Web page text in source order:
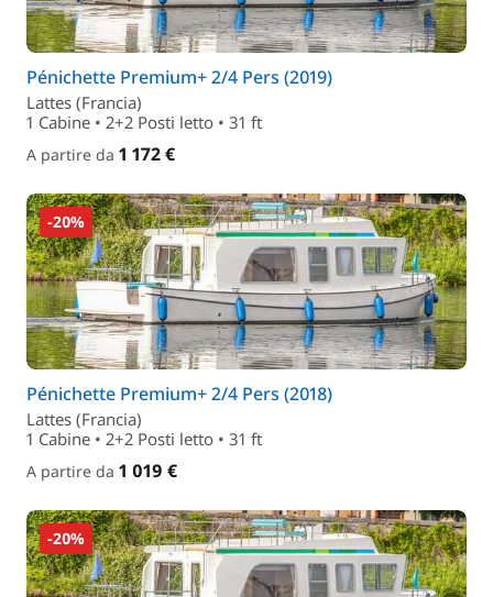
Pénichette Premium+ 2/4 Pers (2019)
Lattes (Francia)
1 Cabine • 2+2 Posti letto • 31 ft
A partire da 1 172 €
-20%
Pénichette Premium+ 2/4 Pers (2018)
Lattes (Francia)
1 Cabine • 2+2 Posti letto • 31 ft
A partire da 1 019 €
-20%